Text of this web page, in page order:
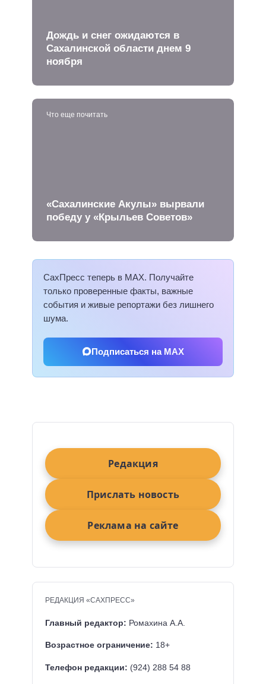
Дождь и снег ожидаются в
Сахалинской области днем 9
ноября
Что еще почитать
«Сахалинские Акулы» вырвали
победу у «Крыльев Советов»
СахПресс теперь в MAX. Получайте
только проверенные факты, важные
события и живые репортажи без лишнего
шума.
Подписаться на MAX
Редакция
Прислать новость
Реклама на сайте
РЕДАКЦИЯ «САХПРЕСС»
Главный редактор: Ромахина А.А.
Возрастное ограничение: 18+
Телефон редакции: (924) 288 54 88